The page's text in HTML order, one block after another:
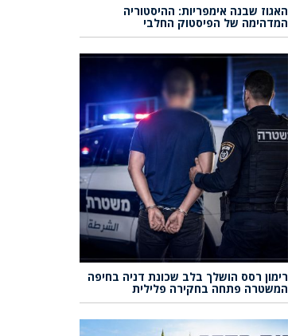
האגוז שבנה אימפריות: ההיסטוריה
המדהימה של הפיסטוק החלבי
רימון רסס הושלך בלב שכונת דניה בחיפה
המשטרה פתחה בחקירה פלילית